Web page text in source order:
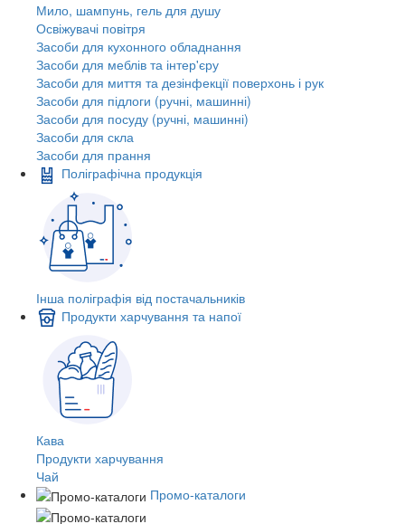
Мило, шампунь, гель для душу
Освіжувачі повітря
Засоби для кухонного обладнання
Засоби для меблів та інтер'єру
Засоби для миття та дезінфекції поверхонь і рук
Засоби для підлоги (ручні, машинні)
Засоби для посуду (ручні, машинні)
Засоби для скла
Засоби для прання
Поліграфічна продукція
Інша поліграфія від постачальників
Продукти харчування та напої
Кава
Продукти харчування
Чай
Промо-каталоги